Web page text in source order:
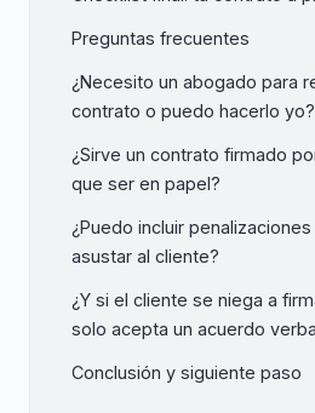
Preguntas frecuentes
¿Necesito un abogado para
contrato o puedo hacerlo yo?
¿Sirve un contrato firmado
que ser en papel?
¿Puedo incluir
asustar al cliente?
¿Y si el cliente se niega a
solo acepta un acuerdo
Conclusión y siguiente paso